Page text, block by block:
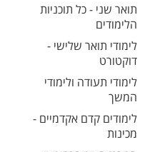
תואר שני - כל תוכניות
הלימודים
לימודי תואר שלישי -
דוקטורט
לימודי תעודה ולימודי
המשך
לימודים קדם אקדמיים -
מכינות